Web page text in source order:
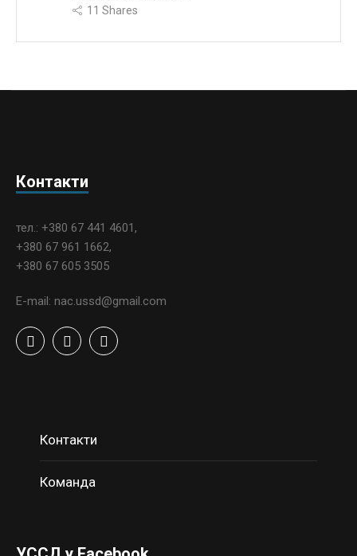
11 Shares
Контакти
тел.: +380 67 441 4601,
+380 67 961 1662,
+380 67 605 3505
E-mail: nac.ussd@gmail.com
Контакти
Команда